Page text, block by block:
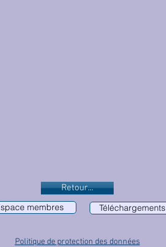
Retour...
membres Téléchargements
Politique de protection des données